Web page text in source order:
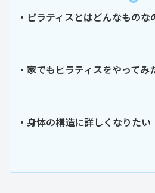
・ピラティスとはどんなものな
・家でもピラティスをやってみ
・身体の構造に詳しくなりたい